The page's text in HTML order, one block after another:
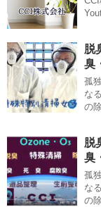
脱
臭
孤
な
の
脱
臭
孤
な
の